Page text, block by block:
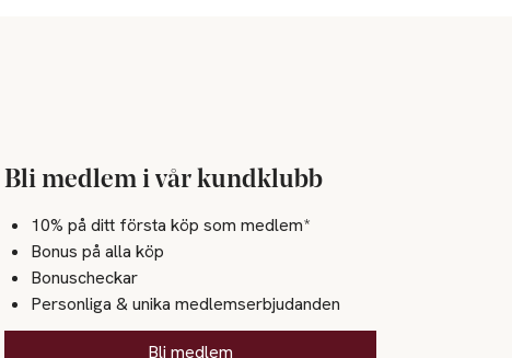
Bli medlem i vår kundklubb
10% på ditt första köp som medlem*
Bonus på alla köp
Bonuscheckar
Personliga & unika medlemserbjudanden
Bli medlem